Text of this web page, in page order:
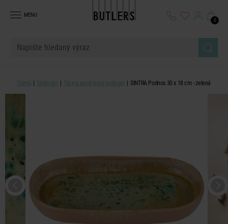
MENU
0
Domů Stolování Tácy a servírovací podnosy SINTRA Podnos 30 x 18 cm - zelená